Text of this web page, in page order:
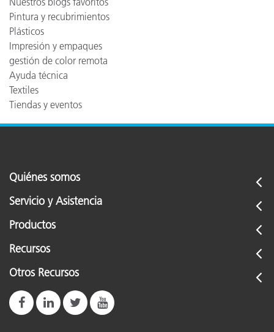
Pintura y recubrimientos
Plásticos
Impresión y empaques
gestión de color remota
Ayuda técnica
Textiles
Tiendas y eventos
Quiénes somos
Servicio y Asistencia
Productos
Recursos
Otros Recursos